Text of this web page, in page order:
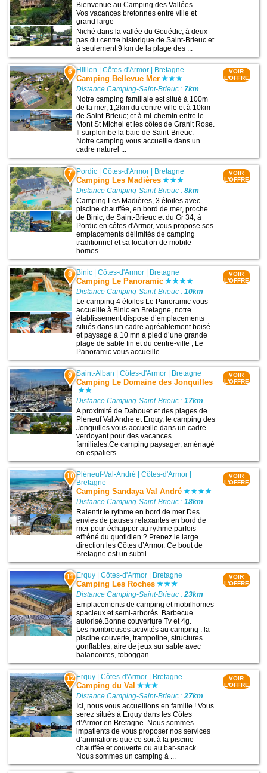
Bienvenue au Camping des Vallées
Vos vacances bretonnes entre ville et
grand large
Niché dans la vallée du Gouédic, à deux
pas du centre historique de Saint-Brieuc et
à seulement 9 km de la plage des ...
6 Hillion |Côtes-d'Armor Bretagne
Camping Bellevue Mer
Distance Camping-Saint-Brieuc : 7km
Notre camping familiale est situé à 100m
de la mer, 1,2km du centre-ville et à 10km
de Saint-Brieuc; et à mi-chemin entre le
Mont St Michel et les côtes de Granit Rose.
Il surplombe la baie de Saint-Brieuc.
Notre camping vous accueille dans un
cadre naturel ...
VOIR
L'OFFRE
7 Pordic |Côtes-d'Armor | Bretagne
Camping Les Madières
Distance Camping-Saint-Brieuc :8km
Camping Les Madières, 3 étoiles avec
piscine chauffée, en bord de mer, proche
de Binic, de Saint-Brieuc et du Gr 34, à
Pordic en côtes d'Armor, vous propose ses
emplacements délimités de camping
traditionnel et sa location de mobile-
homes ...
VOIR
L'OFFRE
8 Binic |Côtes-d'Armor | Bretagne
Camping Le Panoramic
Distance Camping-Saint-Brieuc :10km
Le camping 4 étoiles Le Panoramic vous
accueille à Binic en Bretagne, notre
établissement dispose d’emplacements
situés dans un cadre agréablement boisé
et paysagé à 10 mn à pied d’une grande
plage de sable fin et du centre-ville ; Le
Panoramic vous accueille ...
VOIR
L'OFFRE
9 Saint-Alban |Côtes-d'Armor Bretagne
Camping Le Domaine des Jonquilles
Distance Camping-Saint-Brieuc :17km
A proximité de Dahouet et des plages de
Pleneuf Val Andre et Erquy, le camping des
Jonquilles vous accueille dans un cadre
verdoyant pour des vacances
familiales.Ce camping paysager, aménagé
en espaliers ...
VOIR
L'OFFRE
10 Pléneuf-Val-André |Côtes-d'Armor
Bretagne
Camping Sandaya Val André
Distance Camping-Saint-Brieuc :18km
Ralentir le rythme en bord de mer Des
envies de pauses relaxantes en bord de
mer pour échapper au rythme parfois
effréné du quotidien ? Prenez le large
direction les Côtes d’Armor. Ce bout de
Bretagne est un subtil ...
VOIR
L'OFFRE
11 Erquy |Côtes-d'Armor Bretagne
Camping Les Roches
Distance Camping-Saint-Brieuc :23km
Emplacements de camping et mobilhomes
spacieux et semi-arborés. Barbecue
autorisé.Bonne couverture Tv et 4g.
Les nombreuses activités au camping : la
piscine couverte, trampoline, structures
gonflables, aire de jeux sur sable avec
balancoires, toboggan ...
VOIR
L'OFFRE
12 Erquy |Côtes-d'Armor | Bretagne
Camping du Val
Distance Camping-Saint-Brieuc :27km
Ici, nous vous accueillons en famille ! Vous
serez situés à Erquy dans les Côtes
d’Armor en Bretagne. Nous sommes
impatients de vous proposer nos services
d’animations que ce soit à la piscine
chauffée et couverte ou au bar-snack.
Nous sommes un camping à ...
VOIR
L'OFFRE